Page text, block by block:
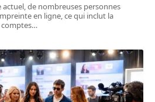
de nombreuses personnes
en ligne, ce qui inclut la
comptes…